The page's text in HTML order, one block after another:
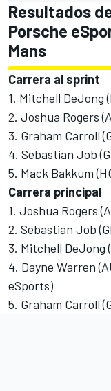
Resultados
Porsche
Mans
Carrera al sprint
1. Mitchell DeJong
2. Joshua Rogers
3. Graham Carroll
4. Sebastian Job
5. Mack Bakkum
Carrera principal
1. Joshua Rogers
2. Sebastian Job
3. Mitchell DeJong
4. Dayne Warren
eSports)
5. Graham Carroll